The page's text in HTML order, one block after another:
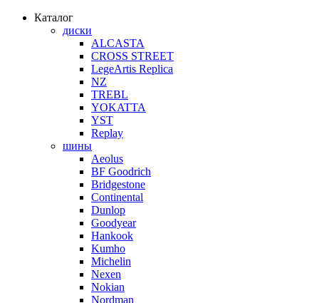
Каталог
диски
ALCASTA
CROSS STREET
LegeArtis Replica
NZ
TREBL
YOKATTA
YST
Replay
шины
Aeolus
BF Goodrich
Bridgestone
Continental
Dunlop
Goodyear
Hankook
Kumho
Michelin
Nexen
Nokian
Nordman